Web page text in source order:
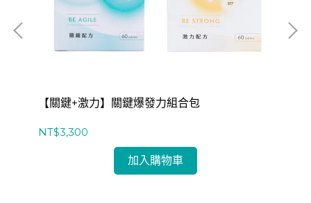
【關鍵+激力】關鍵爆發力組合包
NT$3,300
加入購物車